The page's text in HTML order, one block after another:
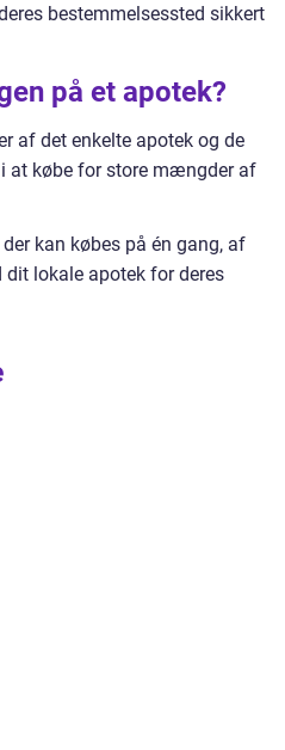
bestemmelsessted sikkert
på et apotek?
af det enkelte apotek og de
at købe for store mængder af
kan købes på én gang, af
lokale apotek for deres